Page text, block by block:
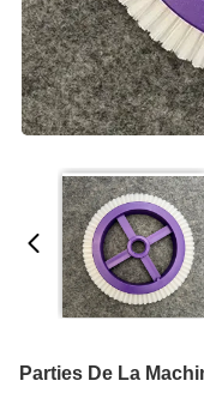
Parties De La